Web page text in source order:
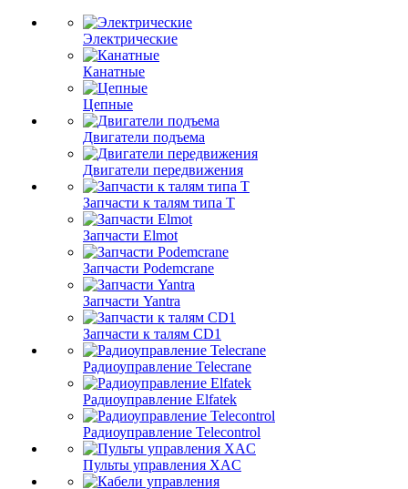
Электрические
Канатные
Цепные
Двигатели подъема
Двигатели передвижения
Запчасти к талям типа Т
Запчасти Elmot
Запчасти Podemcrane
Запчасти Yantra
Запчасти к талям CD1
Радиоуправление Telecrane
Радиоуправление Elfatek
Радиоуправление Telecontrol
Пульты управления XAC